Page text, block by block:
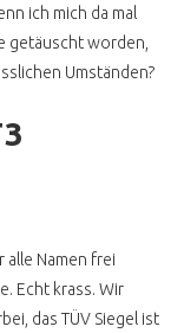
ich mich da mal
getäuscht worden,
Umständen?
Namen frei
Echt krass. Wir
das TÜV Siegel ist